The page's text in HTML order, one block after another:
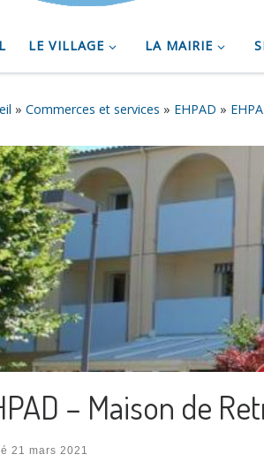
LE VILLAGE LA MAIRIE
» Commerces et services » EHPAD »
– Maison de
21 mars 2021